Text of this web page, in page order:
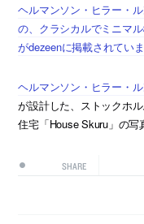
ヘルマンソン・ヒラー・
の、クラシカルでミニマ
がdezeenに掲載されてい
ヘルマンソン・ヒラー・
が設計した、ストックホ
住宅「House Skuru」の
SHARE